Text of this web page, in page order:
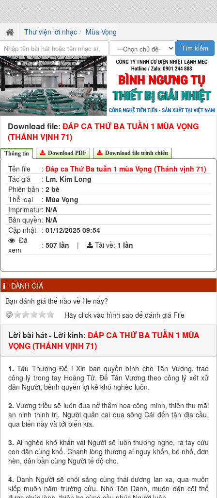
Thư viện lời nhạc Mùa Vọng
Download file: ĐÁP CA THỨ BA TUẦN 1 MÙA VỌNG
(THÁNH VỊNH 71)
Thông tin Download PDF Download file trình chiếu
Tên file : Đáp ca Thứ Ba tuần 1 mùa Vọng (Thánh vịnh 71)
Tác giả
: Lm. Kim Long
Phiên bản : 2 bè
Thể loại
: Mùa Vọng
Imprimatur: N/A
Bản quyền: N/A
Cập nhật : 01/12/2025 09:54
Đã
xem
: 507 lần | Tải về: 1 lần
ĐÁNH GIÁ
Bạn đánh giá thế nào về file này?
Hãy click vào hình sao để đánh giá File
Lời bài hát - Lời kinh: ĐÁP CA THỨ BA TUẦN 1 MÙA
VỌNG (THÁNH VỊNH 71)
1. Tâu Thượng Đế ! Xin ban quyền bính cho Tân Vương, trao
công lý trong tay Hoàng Tử. Để Tân Vương theo công lý xét xử
dân Người, bênh quyền lợi kẻ khó nghèo luôn.
2.Vương triều sẽ luôn đua nở thắm hoa công minh, thiên thu mãi
an ninh thịnh trị. Người quản cai qua sông Cái đến tận địa cầu,
qua biển này và tới biển kia.
3. Ai nghèo khó khấn vái Người sẽ luôn thương nghe, ra tay cứu
con dân cùng khổ. Chạnh lòng thương ai nguy khốn, bé nhỏ, đơn
hèn, dân bần cùng Người tế độ cho.
4. Danh Người sẽ chói sáng cùng thái dương lan xa, qua muôn
kiếp muôn năm trường cửu. Nhờ Tôn Danh, muôn dân cõi thế